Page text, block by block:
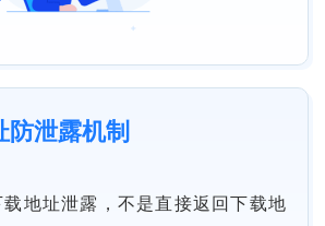
防泄露机制
载地址泄露，不是直接返回下载地